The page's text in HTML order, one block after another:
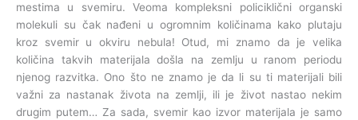
mestima u svemiru. Veoma kompleksni policiklični organski
molekuli su čak nađeni u ogromnim količinama kako plutaju
kroz svemir u okviru nebula! Otud, mi znamo da je velika
količina takvih materijala došla na zemlju u ranom periodu
njenog razvitka. Ono što ne znamo je da li su ti materijali bili
važni za nastanak života na zemlji, ili je život nastao nekim
drugim putem… Za sada, svemir kao izvor materijala je samo